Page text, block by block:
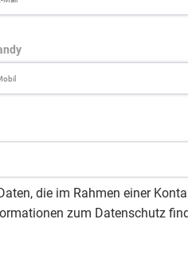
die im Rahmen einer
zum Datenschutz